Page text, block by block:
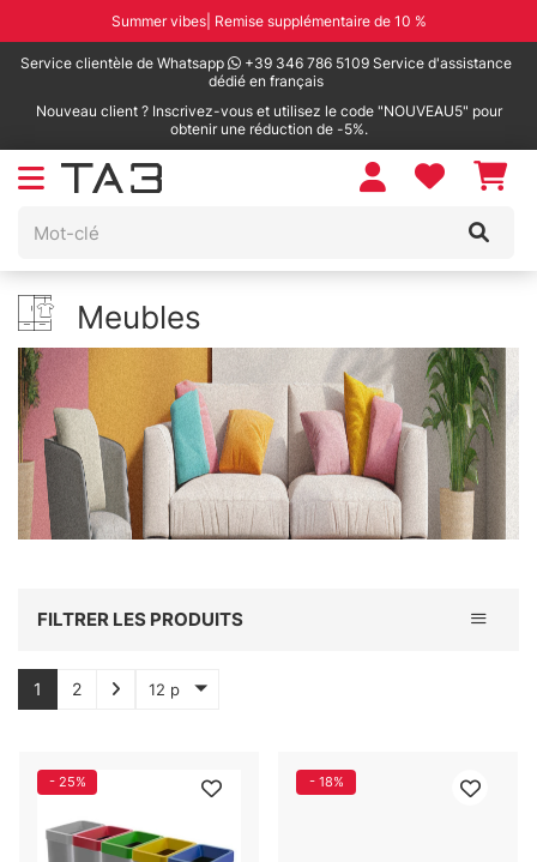
Summer vibes| Remise supplémentaire de 10 %
Service clientèle de Whatsapp
+39 346 786 5109 Service d'assistance
dédié en français
Nouveau client ? Inscrivez-vous et utilisez le code "NOUVEAU5" pour
obtenir une réduction de -5%.
Meubles
Toggle
FILTRER LES PRODUITS
1 2 12 p
- 25% - 18%